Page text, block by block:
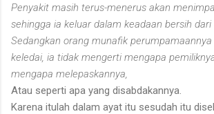
Penyakit masih terus-menerus akan
sehingga ia keluar dalam keadaan bersih dari
Sedangkan orang munafik
keledai, ia tidak mengerti mengapa
mengapa melepaskannya,
Atau seperti apa yang disabdakannya.
Karena itulah dalam ayat itu sesudah itu